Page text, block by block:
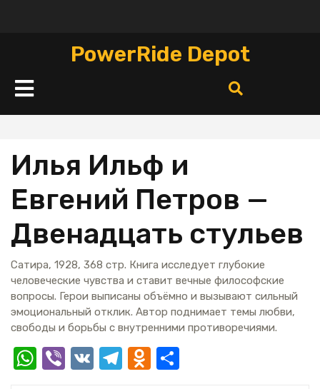
PowerRide Depot
Кнопка
Открыть
Илья Ильф и
Евгений Петров —
Двенадцать стульев
Сатира, 1928, 368 стр. Книга исследует глубокие
человеческие чувства и ставит вечные философские
вопросы. Герои выписаны объёмно и вызывают сильный
эмоциональный отклик. Автор поднимает темы любви,
свободы и борьбы с внутренними противоречиями.
W Vi V
T
O